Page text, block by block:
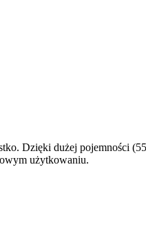
Dzięki dużej pojemności
użytkowaniu.